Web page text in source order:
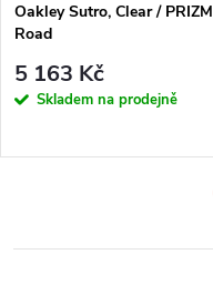
Oakley Sutro, Clear / PRIZM
Road
5 163 Kč
Skladem na prodejně